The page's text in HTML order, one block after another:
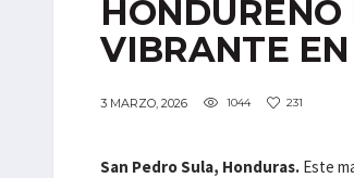
VIBRANTE
3 MARZO, 2026 1044 231
San Pedro Sula, Honduras. Este